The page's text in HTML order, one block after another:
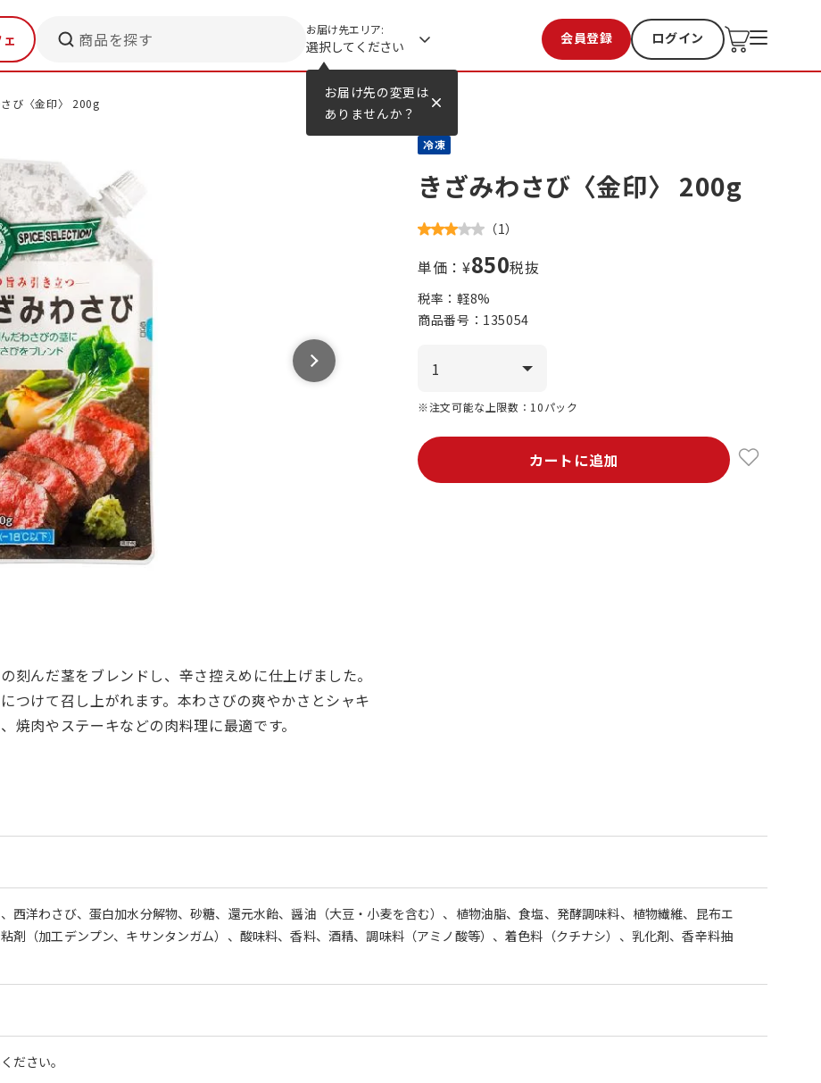
お届け先の変更は
ありませんか？
商品を探す お届け先エリア:
選択してください 会員登録 ログイン
お気に入り 過去購入
び〈金印〉 200g
冷凍
きざみわさび〈金印〉 200g
（1）
単価：¥850税抜
税率：軽8%
商品番号： 135054
※注文可能な上限数：10パック
カートに追加
刻んだ茎をブレンドし、辛さ控えめに仕上げました。
つけて召し上がれます。本わさびの爽やかさとシャキ
焼肉やステーキなどの肉料理に最適です。
西洋わさび、蛋白加水分解物、砂糖、還元水飴、醤油（大豆・小麦を含む）、植物油脂、食塩、発酵調味料、植物繊維、昆布エ
剤（加工デンプン、キサンタンガム）、酸味料、香料、酒精、調味料（アミノ酸等）、着色料（クチナシ）、乳化剤、香辛料抽
ださい。